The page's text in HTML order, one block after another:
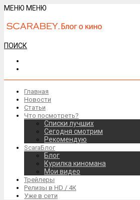
МЕНЮ МЕНЮ
ПОИСК
Главная
Новости
Статьи
Что посмотреть?
Списки лучших
Сегодня смотрим
Рекомендую
ScaraБлог
Блог
Курилка киномана
Мои видео
Трейлеры
Релизы в HD / 4К
Уже в сети